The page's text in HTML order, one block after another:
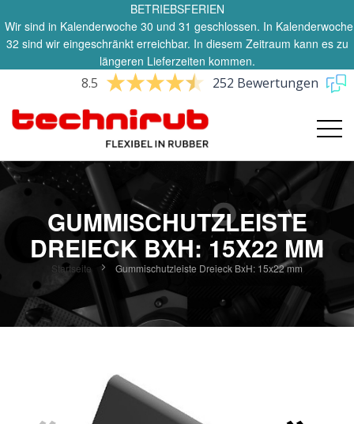
BETRIEBSFERIEN
Wir sind in Kalenderwoche 30 und 31 geschlossen. In Kalenderwoche
32 sind wir eingeschränkt erreichbar. In diesem Zeitraum kann es zu
längeren Lieferzeiten kommen.
8.5 252 Bewertungen
GUMMISCHUTZLEISTE
DREIECK BXH: 15X22 MM
Startseite Gummischutzleiste Dreieck BxH: 15x22 mm
Bildgalerie
springen